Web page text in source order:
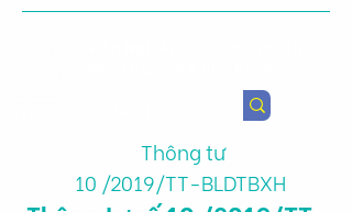
Thông tư
10 /2019/TT-BLDTBXH